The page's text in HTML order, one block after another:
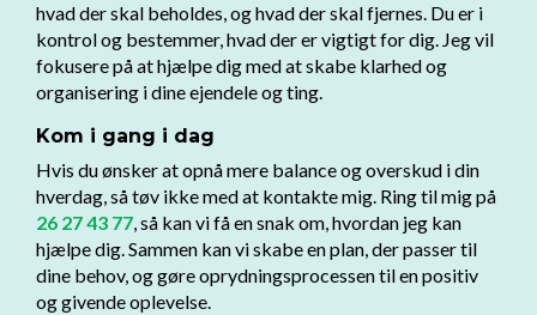
hvad der skal beholdes, og hvad der skal fjernes. Du er i
kontrol og bestemmer, hvad der er vigtigt for dig. Jeg vil
fokusere på at hjælpe dig med at skabe klarhed og
organisering i dine ejendele og ting.
Kom i gang i dag
Hvis du ønsker at opnå mere balance og overskud i din
hverdag, så tøv ikke med at kontakte mig. Ring til mig på
26 27 43 77, så kan vi få en snak om, hvordan jeg kan
hjælpe dig. Sammen kan vi skabe en plan, der passer til
dine behov, og gøre oprydningsprocessen til en positiv
og givende oplevelse.